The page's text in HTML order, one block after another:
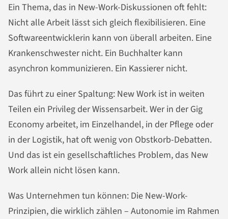
Ein Thema, das in New-Work-Diskussionen oft fehlt:
Nicht alle Arbeit lässt sich gleich flexibilisieren. Eine
Softwareentwicklerin kann von überall arbeiten. Eine
Krankenschwester nicht. Ein Buchhalter kann
asynchron kommunizieren. Ein Kassierer nicht.
Das führt zu einer Spaltung: New Work ist in weiten
Teilen ein Privileg der Wissensarbeit. Wer in der Gig
Economy arbeitet, im Einzelhandel, in der Pflege oder
in der Logistik, hat oft wenig von Obstkorb-Debatten.
Und das ist ein gesellschaftliches Problem, das New
Work allein nicht lösen kann.
Was Unternehmen tun können: Die New-Work-
Prinzipien, die wirklich zählen – Autonomie im Rahmen